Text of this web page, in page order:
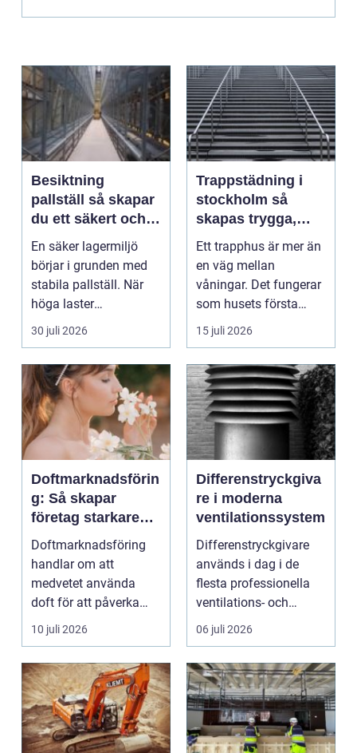
Besiktning
pallställ så skapar
du ett säkert och
effektivt lager
En säker lagermiljö
börjar i grunden med
stabila pallställ. När
höga laster
kombineras med
trucktraf...
30 juli 2026
Trappstädning i
stockholm så
skapas trygga,
rena och hållbara
trapphus
Ett trapphus är mer än
en väg mellan
våningar. Det fungerar
som husets första
intryck, mötesplats
oc...
15 juli 2026
Doftmarknadsförin
g: Så skapar
företag starkare
kundupplevelser
Doftmarknadsföring
handlar om att
medvetet använda
doft för att påverka
kä...
10 juli 2026
Differenstryckgiva
re i moderna
ventilationssystem
Differenstryckgivare
används i dag i de
flesta professionella
ventilations- och
klimatanlä...
06 juli 2026